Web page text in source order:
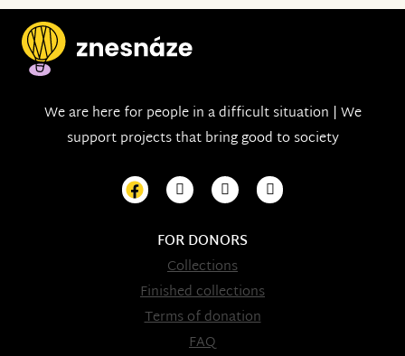
We are here for people in a difficult situation | We
support projects that bring good to society
FOR DONORS
Collections
Finished collections
Terms of donation
FAQ